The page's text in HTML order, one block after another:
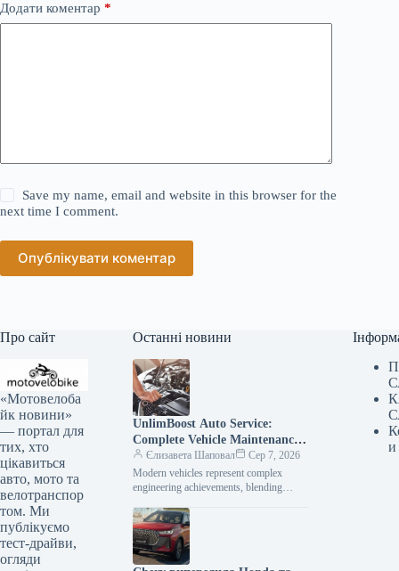
Додати коментар *
Save my name, email and website in this browser for the
next time I comment.
Опублікувати коментар
Про сайт
«Мотовелоба
йк новини»
— портал для
тих, хто
цікавиться
авто, мото та
велотранспор
том. Ми
публікуємо
тест-драйви,
огляди
Останні новини
UnlimBoost Auto Service:
Complete Vehicle Maintenance
& ECU Tuning
Єлизавета Шаповал
Сер 7, 2026
Modern vehicles represent complex
engineering achievements, blending
with intricate electronic management
systems. When searching for specialized
car…
и